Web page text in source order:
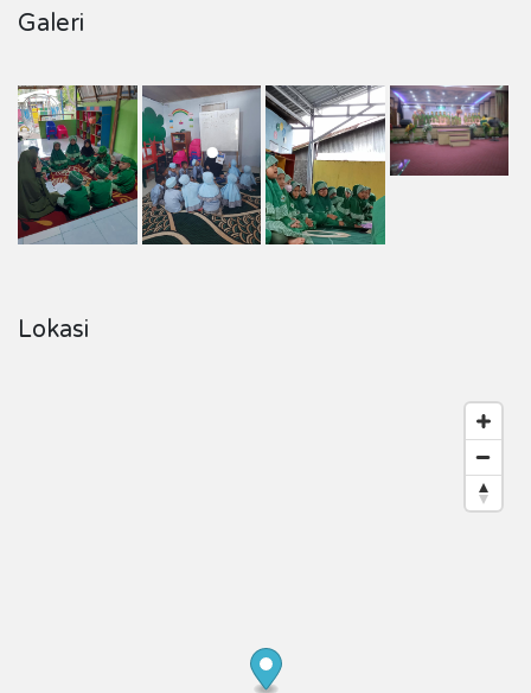
Galeri
Lokasi